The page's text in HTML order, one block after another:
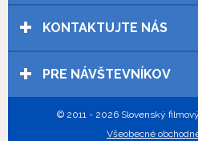
KONTAKTUJTE NÁS
PRE NÁVŠTEVNÍKOV
© 2011 - 2026 Slovenský
Všeobecné